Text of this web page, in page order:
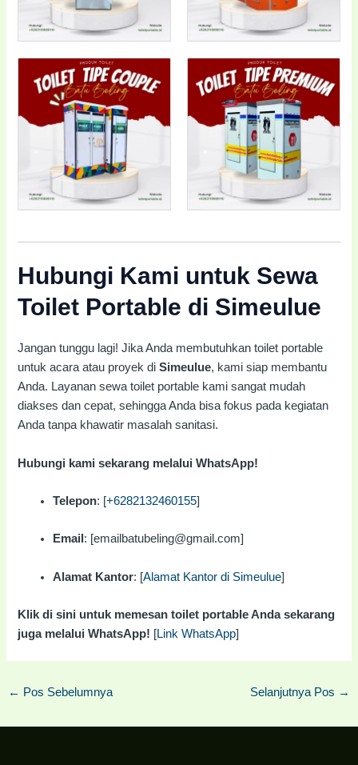
Hubungi Kami untuk Sewa
Toilet Portable di Simeulue
Jangan tunggu lagi! Jika Anda membutuhkan toilet portable
untuk acara atau proyek diSimeulue, kami siap membantu
Anda. Layanan sewa toilet portable kami sangat mudah
diakses dan cepat, sehingga Anda bisa fokus pada kegiatan
Anda tanpa khawatir masalah sanitasi.
Hubungi kami sekarang melalui WhatsApp!
Telepon: [+6282132460155]
Email : [emailbatubeling@gmail.com]
Alamat Kantor: [Alamat Kantor di Simeulue]
Klik di sini untuk memesan toilet portable Anda sekarang
juga melalui WhatsApp! [Link WhatsApp]
← Pos Sebelumnya Selanjutnya Pos →